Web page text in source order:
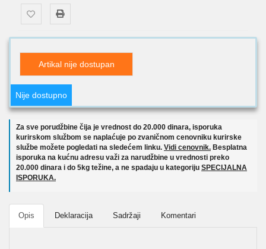
Artikal nije dostupan
Nije dostupno
Za sve porudžbine čija je vrednost do 20.000 dinara, isporuka
kurirskom službom se naplaćuje po zvaničnom cenovniku kurirske
službe možete pogledati na sledećem linku. Vidi cenovnik. Besplatna
isporuka na kućnu adresu važi za narudžbine u vrednosti preko
20.000 dinara i do 5kg težine, a ne spadaju u kategoriju SPECIJALNA
ISPORUKA.
Opis Deklaracija Sadržaji Komentari